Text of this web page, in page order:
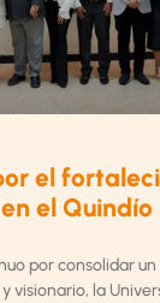
el
el Quindío
por consolidar
visionario, la